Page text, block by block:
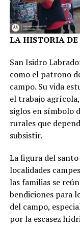
LA HISTORIA DE
San Isidro
como el patrono
campo. Su vida
el trabajo
siglos en símbolo
rurales que
subsistir.
La figura del
localidades
las familias se
bendiciones para
del campo,
por la escasez